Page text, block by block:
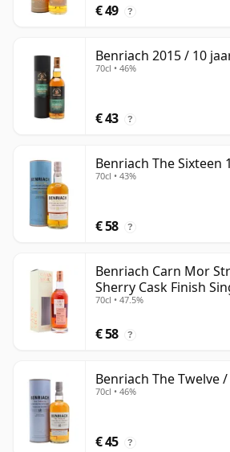
€ 49 ?
Benriach 2015 / 10
70cl • 46%
€ 43 ?
Benriach The Sixteen
70cl • 43%
€ 58 ?
Benriach Carn Mor
Sherry Cask Finish
70cl • 47.5%
€ 58 ?
Benriach The Twelve
70cl • 46%
€ 45 ?